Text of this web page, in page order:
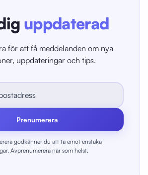
uppdaterad
för att få meddelanden om nya
uppdateringar och tips.
Prenumerera
godkänner du att ta emot enstaka
Avprenumerera när som helst.